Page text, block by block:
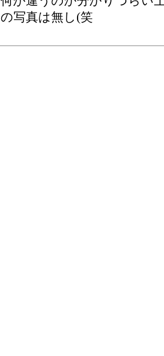
の写真は無し(笑